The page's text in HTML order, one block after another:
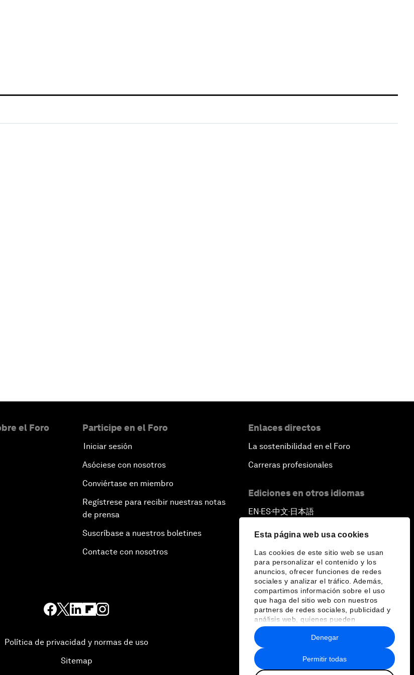
Esta página web usa cookies
Las cookies de este sitio web se usan
para personalizar el contenido y los
anuncios, ofrecer funciones de redes
sociales y analizar el tráfico. Además,
compartimos información sobre el uso
que haga del sitio web con nuestros
partners de redes sociales, publicidad y
análisis web, quienes pueden
combinarla con otra información que les
haya proporcionado o que hayan
recopilado a partir del uso que haya
hecho de sus servicios.
Permitir todas
Denegar
el Foro Participe en el Foro
Iniciar sesión
Asóciese con nosotros
Conviértase en miembro
Regístrese para recibir nuestras notas
de prensa
Suscríbase a nuestros boletines
Contacte con nosotros
Enlaces directos
La sostenibilidad en el Foro
Carreras profesionales
Ediciones en otros idiomas
EN ▪ ES▪中文▪ 日本語
Política de privacidad y normas de uso
Sitemap